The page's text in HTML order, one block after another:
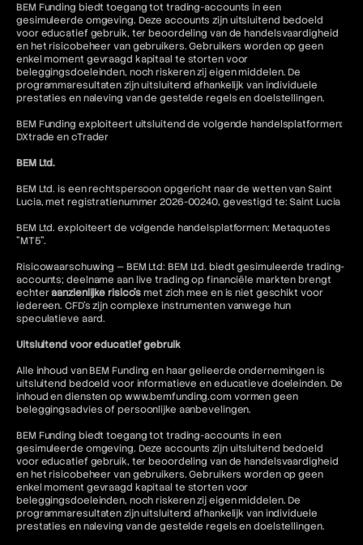
BEM Funding biedt toegang tot trading-accounts in een
gesimuleerde omgeving. Deze accounts zijn uitsluitend bedoeld
voor educatief gebruik, ter beoordeling van de handelsvaardigheid
en het risicobeheer van gebruikers. Gebruikers worden op geen
enkel moment gevraagd kapitaal te storten voor
beleggingsdoeleinden, noch riskeren zij eigen middelen. De
programmaresultaten zijn uitsluitend afhankelijk van individuele
prestaties en naleving van de gestelde regels en doelstellingen.
BEM Funding exploiteert uitsluitend de volgende handelsplatformen:
DXtrade en cTrader
BEM Ltd.
BEM Ltd. is een rechtspersoon opgericht naar de wetten van Saint
Lucia, met registratienummer 2026-00240, gevestigd te: Saint Lucia
BEM Ltd. exploiteert de volgende handelsplatformen: Metaquotes
"MT5".
Risicowaarschuwing — BEM Ltd: BEM Ltd. biedt gesimuleerde trading-
accounts; deelname aan live trading op financiële markten brengt
echteraanzienlijke risico'smet zich mee en is niet geschikt voor
iedereen. CFD's zijn complexe instrumenten vanwege hun
speculatieve aard.
Uitsluitend voor educatief gebruik
Alle inhoud van BEM Funding en haar gelieerde ondernemingen is
uitsluitend bedoeld voor informatieve en educatieve doeleinden. De
inhoud en diensten op www.bemfunding.com vormen geen
beleggingsadvies of persoonlijke aanbevelingen.
BEM Funding biedt toegang tot trading-accounts in een
gesimuleerde omgeving. Deze accounts zijn uitsluitend bedoeld
voor educatief gebruik, ter beoordeling van de handelsvaardigheid
en het risicobeheer van gebruikers. Gebruikers worden op geen
enkel moment gevraagd kapitaal te storten voor
beleggingsdoeleinden, noch riskeren zij eigen middelen. De
programmaresultaten zijn uitsluitend afhankelijk van individuele
prestaties en naleving van de gestelde regels en doelstellingen.